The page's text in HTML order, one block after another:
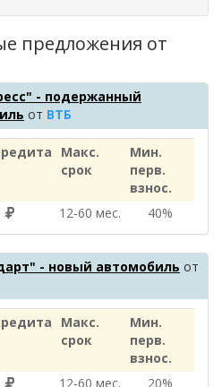
предложения от
- подержанный
от ВТБ
Макс.
срок
Мин.
перв.
взнос.
12‑60 мес. 40%
- новый автомобиль от
Макс.
срок
Мин.
перв.
взнос.
12‑60 мес. 20%